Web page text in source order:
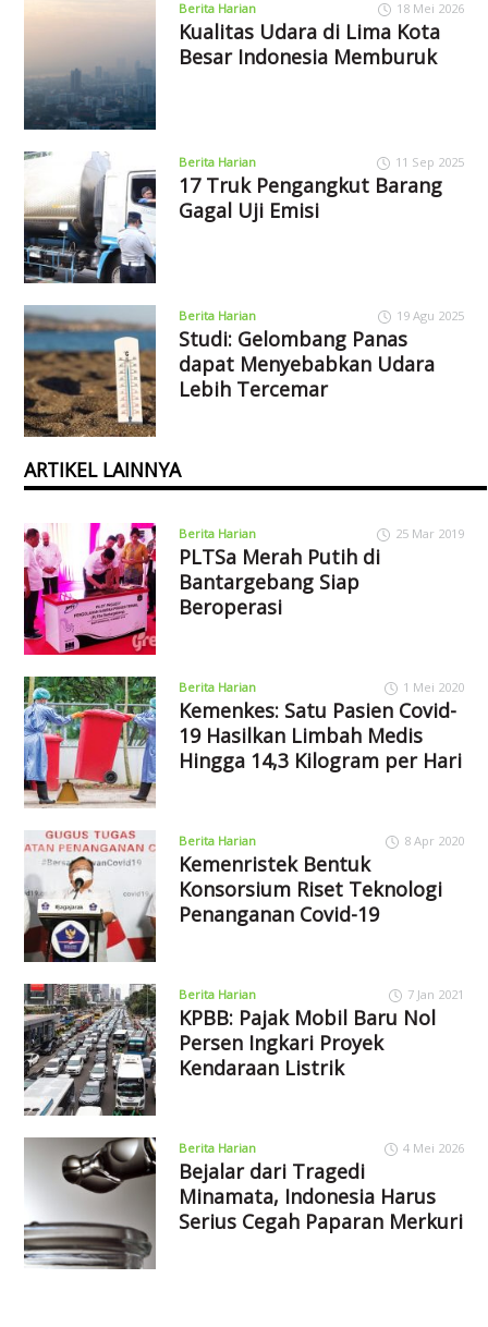
Berita Harian 18 Mei 2026
Kualitas Udara di Lima Kota
Besar Indonesia Memburuk
Berita Harian 11 Sep 2025
17 Truk Pengangkut Barang
Gagal Uji Emisi
Berita Harian 19 Agu 2025
Studi: Gelombang Panas
dapat Menyebabkan Udara
Lebih Tercemar
ARTIKEL LAINNYA
Berita Harian 25 Mar 2019
PLTSa Merah Putih di
Bantargebang Siap
Beroperasi
Berita Harian 1 Mei 2020
Kemenkes: Satu Pasien Covid-
19 Hasilkan Limbah Medis
Hingga 14,3 Kilogram per Hari
Berita Harian 8 Apr 2020
Kemenristek Bentuk
Konsorsium Riset Teknologi
Penanganan Covid-19
Berita Harian 7 Jan 2021
KPBB: Pajak Mobil Baru Nol
Persen Ingkari Proyek
Kendaraan Listrik
Berita Harian 4 Mei 2026
Bejalar dari Tragedi
Minamata, Indonesia Harus
Serius Cegah Paparan Merkuri